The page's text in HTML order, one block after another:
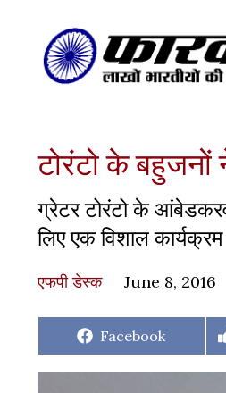
टोरंटो के
ग्रेटर टोरंटो के
लिए एक विशाल
एफपी डेस्‍क June 8, 2016
Share
Facebook